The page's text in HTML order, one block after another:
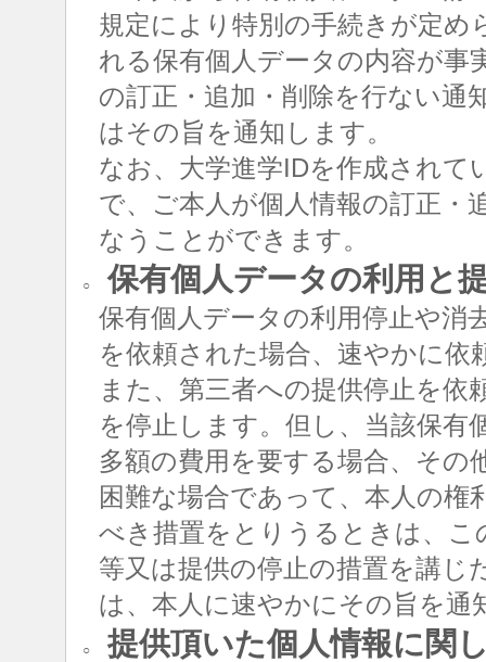
規定により特別の手続きが定め
れる保有個人データの内容が事
の訂正・追加・削除を行ない通
はその旨を通知します。
なお、大学進学IDを作成されて
で、ご本人が個人情報の訂正・
なうことができます。
○ 保有個人データの利用と
保有個人データの利用停止や消
を依頼された場合、速やかに
また、第三者への提供停止を
を停止します。但し、当該保有
多額の費用を要する場合、その
困難な場合であって、本人の
べき措置をとりうるときは、
等又は提供の停止の措置を講
は、本人に速やかにその旨を通
○ 提供頂いた個人情報に関